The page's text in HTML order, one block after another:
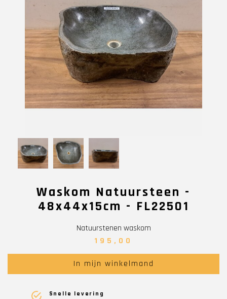
Waskom Natuursteen -
48x44x15cm - FL22501
Natuurstenen waskom
195,00
In mijn winkelmand
Snelle levering